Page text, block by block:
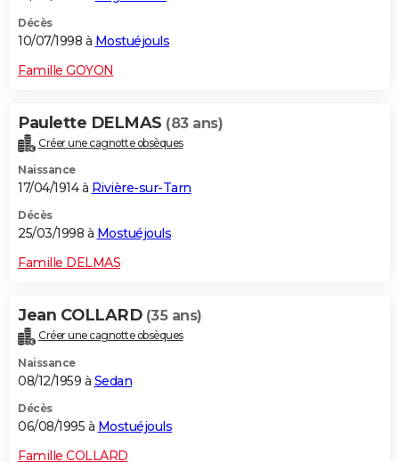
Décès
10/07/1998 à Mostuéjouls
Famille GOYON
Paulette DELMAS (83 ans)
Créer une cagnotte obsèques
Naissance
17/04/1914 à Rivière-sur-Tarn
Décès
25/03/1998 à Mostuéjouls
Famille DELMAS
Jean COLLARD (35 ans)
Créer une cagnotte obsèques
Naissance
08/12/1959 à Sedan
Décès
06/08/1995 à Mostuéjouls
Famille COLLARD